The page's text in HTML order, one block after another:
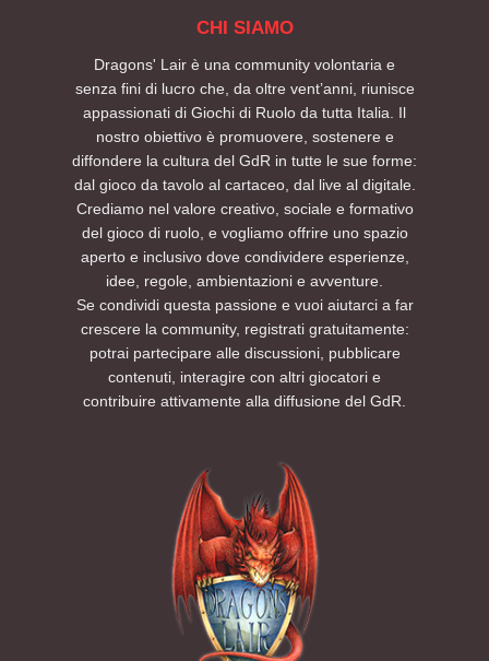
CHI SIAMO
Dragons' Lair è una community volontaria e
senza fini di lucro che, da oltre vent’anni, riunisce
appassionati di Giochi di Ruolo da tutta Italia. Il
nostro obiettivo è promuovere, sostenere e
diffondere la cultura del GdR in tutte le sue forme:
dal gioco da tavolo al cartaceo, dal live al digitale.
Crediamo nel valore creativo, sociale e formativo
del gioco di ruolo, e vogliamo offrire uno spazio
aperto e inclusivo dove condividere esperienze,
idee, regole, ambientazioni e avventure.
Se condividi questa passione e vuoi aiutarci a far
crescere la community, registrati gratuitamente:
potrai partecipare alle discussioni, pubblicare
contenuti, interagire con altri giocatori e
contribuire attivamente alla diffusione del GdR.